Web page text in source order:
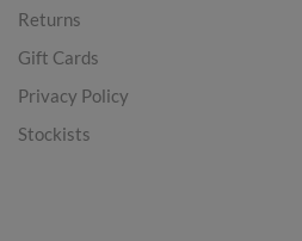
Returns
Gift Cards
Privacy Policy
Stockists